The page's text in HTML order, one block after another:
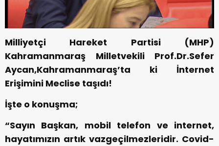
Milliyetçi Hareket Partisi (MHP)
Kahramanmaraş Milletvekili Prof.Dr.Sefer
Aycan,Kahramanmaraş’ta ki İnternet
Erişimini Meclise taşıdı!
İşte o konuşma;
“Sayın Başkan, mobil telefon ve internet,
hayatımızın artık vazgeçilmezleridir. Covid-